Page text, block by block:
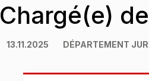
Chargé(e)
13.11.2025 DÉPARTEMENT